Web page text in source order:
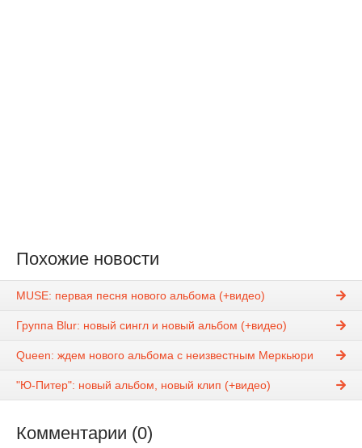
Похожие новости
MUSE: первая песня нового альбома (+видео)
Группа Blur: новый сингл и новый альбом (+видео)
Queen: ждем нового альбома с неизвестным Меркьюри
"Ю-Питер": новый альбом, новый клип (+видео)
Комментарии (0)